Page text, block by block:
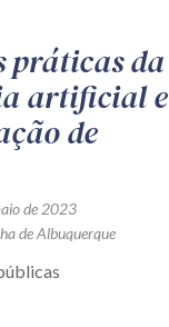
práticas da
artificial e
de
de 2023
de Albuquerque